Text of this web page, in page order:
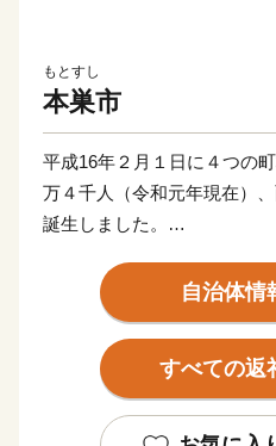
もとすし
本巣市
平成16年２月１日に４つの
万４千人（令和元年現在）
誕生しました。
をはじめとする豊かな自然
り、それは市の誇る宝です。
一方、「住みよさランキン
報社）で全国総合１位にな
県都岐阜市に隣接し、名古
自治体情
すべての返